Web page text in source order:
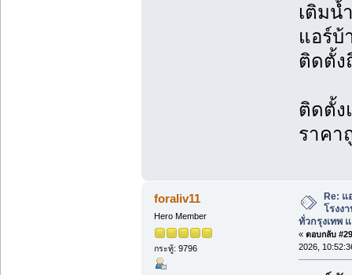
เติมน้
แอร์บ้
ติดตั้ง
ติดตั้ง
ราคา
foraliv11
Hero Member
กระทู้: 9796
Re: แ
โรงง
ทั่วกรุงเทพ
« ตอบกลับ
2026,